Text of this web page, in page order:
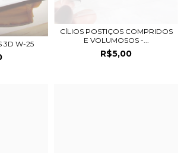
3D W-25
CÍLIOS POSTIÇOS COMPRIDOS
E VOLUMOSOS -...
R$5,00